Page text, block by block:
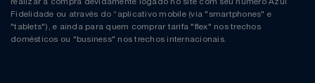
Fidelidade ou através do “aplicativo mobile (via "smartphones" e
"tablets"), e ainda para quem comprar tarifa "flex" nos trechos
domésticos ou "business" nos trechos internacionais.